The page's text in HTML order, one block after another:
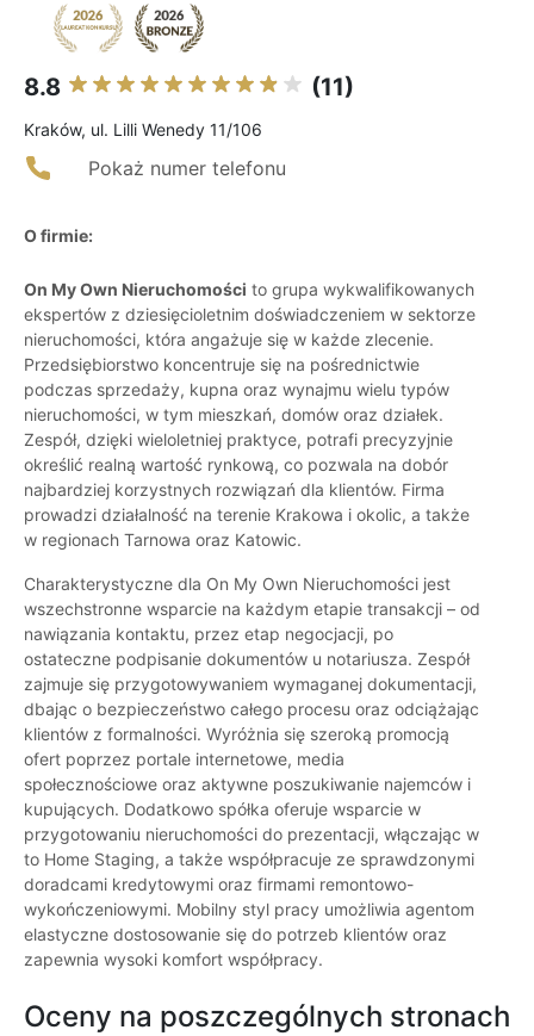
8.8 (11)
Kraków, ul. Lilli Wenedy 11/106
Pokaż numer telefonu
O firmie:
On My Own Nieruchomości to grupa wykwalifikowanych
ekspertów z dziesięcioletnim doświadczeniem w sektorze
nieruchomości, która angażuje się w każde zlecenie.
Przedsiębiorstwo koncentruje się na pośrednictwie
podczas sprzedaży, kupna oraz wynajmu wielu typów
nieruchomości, w tym mieszkań, domów oraz działek.
Zespół, dzięki wieloletniej praktyce, potrafi precyzyjnie
określić realną wartość rynkową, co pozwala na dobór
najbardziej korzystnych rozwiązań dla klientów. Firma
prowadzi działalność na terenie Krakowa i okolic, a także
w regionach Tarnowa oraz Katowic.
Charakterystyczne dla On My Own Nieruchomości jest
wszechstronne wsparcie na każdym etapie transakcji – od
nawiązania kontaktu, przez etap negocjacji, po
ostateczne podpisanie dokumentów u notariusza. Zespół
zajmuje się przygotowywaniem wymaganej dokumentacji,
dbając o bezpieczeństwo całego procesu oraz odciążając
klientów z formalności. Wyróżnia się szeroką promocją
ofert poprzez portale internetowe, media
społecznościowe oraz aktywne poszukiwanie najemców i
kupujących. Dodatkowo spółka oferuje wsparcie w
przygotowaniu nieruchomości do prezentacji, włączając w
to Home Staging, a także współpracuje ze sprawdzonymi
doradcami kredytowymi oraz firmami remontowo-
wykończeniowymi. Mobilny styl pracy umożliwia agentom
elastyczne dostosowanie się do potrzeb klientów oraz
zapewnia wysoki komfort współpracy.
Oceny na poszczególnych stronach